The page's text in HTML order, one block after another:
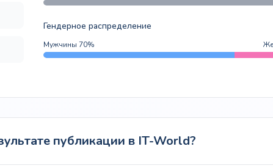
Гендерное распределение
Мужчины 70%
публикации в IT-World?